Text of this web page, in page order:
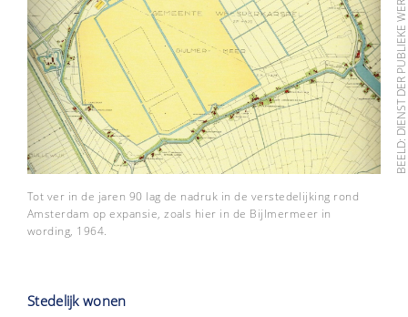
BEELD: DIENST DER PUBLIEKE WERKEN
Tot ver in de jaren 90 lag de nadruk in de verstedelijking rond
Amsterdam op expansie, zoals hier in de Bijlmermeer in
wording, 1964.
Stedelijk wonen